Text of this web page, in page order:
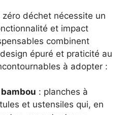
déchet nécessite un
et impact
combinent
épuré et praticité au
à adopter :
: planches à
et ustensiles qui, en